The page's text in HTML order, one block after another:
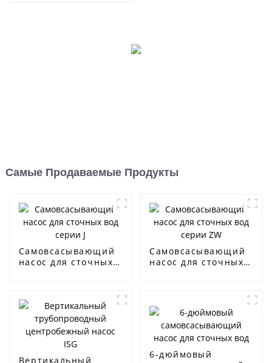
Самые Продаваемые Продукты
Самовсасывающий
насос для сточных
Самовсасывающий
насос для сточных
Вертикальный
6-дюймовый